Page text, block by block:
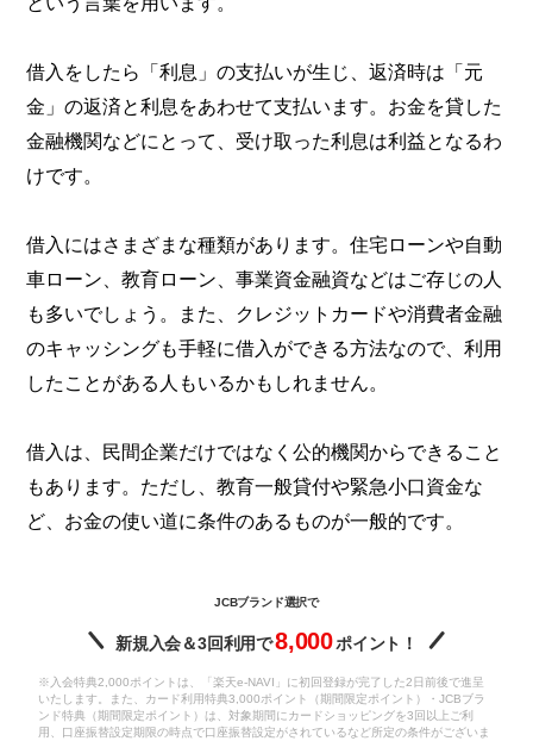
借入をしたら「利息」の支払いが生じ、返済時は「元
金」の返済と利息をあわせて支払います。お金を貸した
金融機関などにとって、受け取った利息は利益となるわ
けです。
借入にはさまざまな種類があります。住宅ローンや自動
車ローン、教育ローン、事業資金融資などはご存じの人
も多いでしょう。また、クレジットカードや消費者金融
のキャッシングも手軽に借入ができる方法なので、利用
したことがある人もいるかもしれません。
借入は、民間企業だけではなく公的機関からできること
もあります。ただし、教育一般貸付や緊急小口資金な
ど、お金の使い道に条件のあるものが一般的です。
JCBブランド選択で
新規入会＆3回利用で8,000ポイント！
※入会特典2,000ポイントは、「楽天e-NAVI」に初回登録が完了した2日前後で進呈
いたします。また、カード利用特典3,000ポイント（期間限定ポイント）・JCBブラ
ンド特典（期間限定ポイント）は、対象期間にカードショッピングを3回以上ご利
用、口座振替設定期限の時点で口座振替設定がされているなど所定の条件がございま